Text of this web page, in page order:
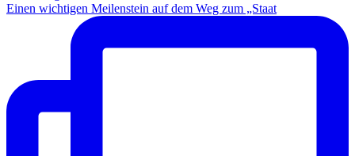
Einen wichtigen Meilenstein auf dem Weg zum „Staat